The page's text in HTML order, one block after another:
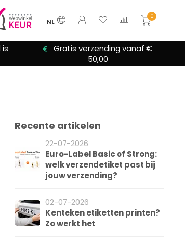
NL
0
Gratis verzending vanaf €
50,00
Recente artikelen
22-07-2026
Euro-Label Basic of Strong:
welk verzendetiket past bij
jouw verzending?
02-07-2026
Kenteken etiketten printen?
Zo werkt het